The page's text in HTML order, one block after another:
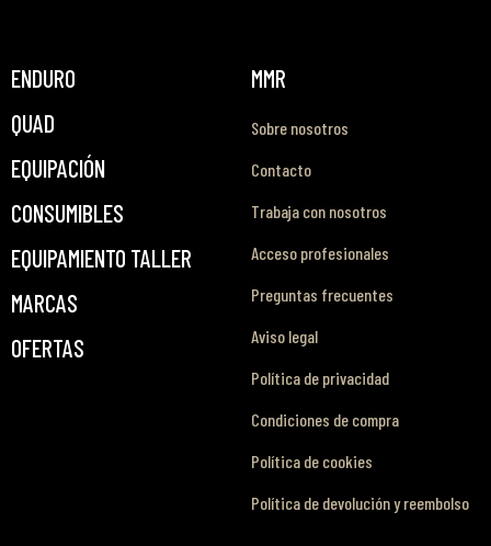
ENDURO
QUAD
EQUIPACIÓN
CONSUMIBLES
EQUIPAMIENTO TALLER
MARCAS
OFERTAS
MMR
Sobre nosotros
Contacto
Trabaja con nosotros
Acceso profesionales
Preguntas frecuentes
Aviso legal
Política de privacidad
Condiciones de compra
Política de cookies
Política de devolución y reembolso